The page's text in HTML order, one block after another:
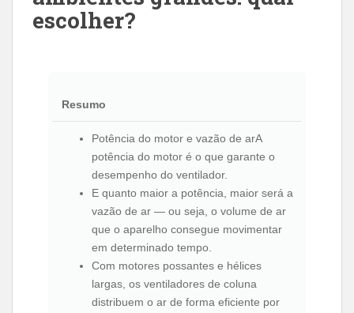
escolher?
Resumo
Potência do motor e vazão de arA
potência do motor é o que garante o
desempenho do ventilador.
E quanto maior a potência, maior será a
vazão de ar — ou seja, o volume de ar
que o aparelho consegue movimentar
em determinado tempo.
Com motores possantes e hélices
largas, os ventiladores de coluna
distribuem o ar de forma eficiente por